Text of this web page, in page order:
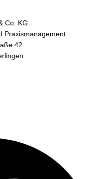
Co. KG
Praxismanagement
42